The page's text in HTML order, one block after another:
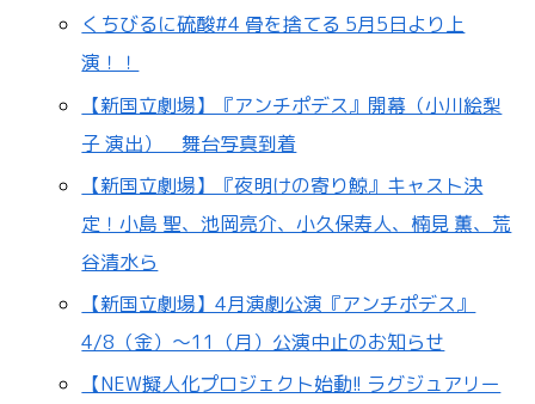
くちびるに硫酸#4 骨を捨てる 5月5日より上
演！！
【新国立劇場】『アンチポデス』開幕（小川絵梨
子 演出） 舞台写真到着
【新国立劇場】『夜明けの寄り鯨』キャスト決
定！小島 聖、池岡亮介、小久保寿人、楠見 薫、荒
谷清水ら
【新国立劇場】4月演劇公演『アンチポデス』
4/8（金）～11（月）公演中止のお知らせ
【NEW擬人化プロジェクト始動!! ラグジュアリー